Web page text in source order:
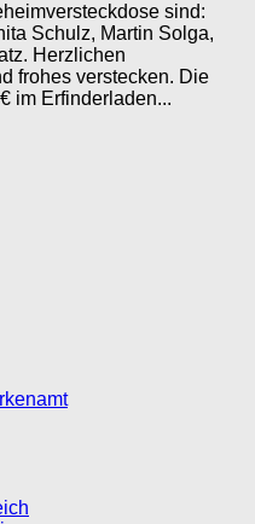
sind:
Schulz, Martin Solga,
Herzlichen
frohes verstecken. Die
im Erfinderladen...